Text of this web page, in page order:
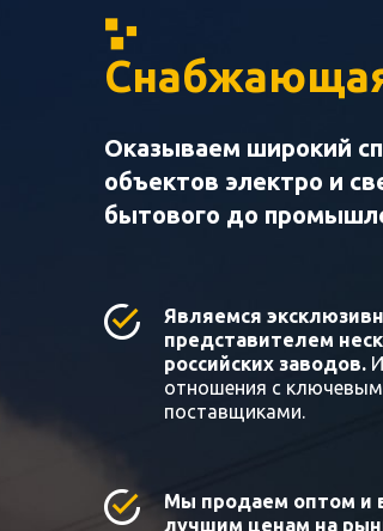
Оказываем широкий
объектов электро и
бытового до
Являемся
представителем
российских заводов.
отношения с
поставщиками.
Мы продаем оптом и
лучшим ценам на